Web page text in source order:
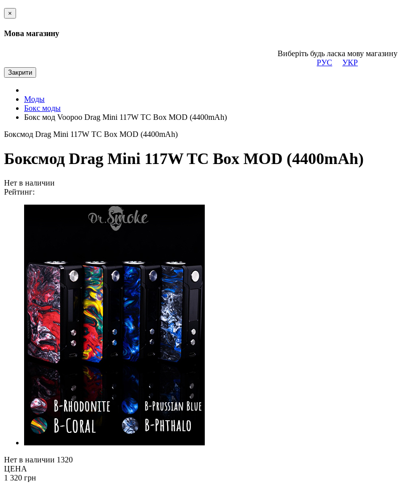
×
Мова магазину
Виберіть будь ласка мову магазину
РУС
УКР
Закрити
Моды
Бокс моды
Бокс мод Voopoo Drag Mini 117W TC Box MOD (4400mAh)
Боксмод Drag Mini 117W TC Box MOD (4400mAh)
Боксмод Drag Mini 117W TC Box MOD (4400mAh)
Нет в наличии
Рейтинг:
Нет в наличии 1320
ЦЕНА
1 320 грн